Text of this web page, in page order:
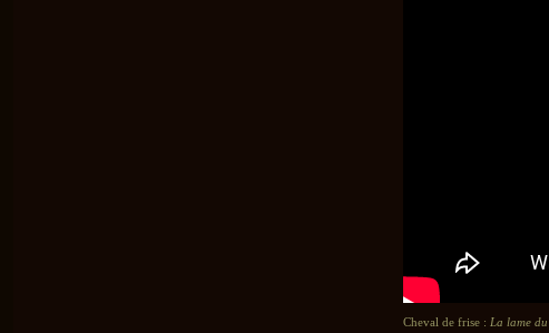
Cheval de frise : La lame